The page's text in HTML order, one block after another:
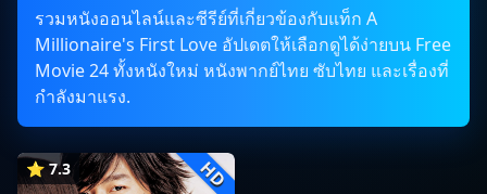
รวมหนังออนไลน์และซีรีย์ที่เกี่ยวข้องกับแท็ก A
Millionaire's First Love อัปเดตให้เลือกดูได้ง่ายบน Free
Movie 24 ทั้งหนังใหม่ หนังพากย์ไทย ซับไทย และเรื่องที่
กำลังมาแรง.
⭐ 7.3 HD